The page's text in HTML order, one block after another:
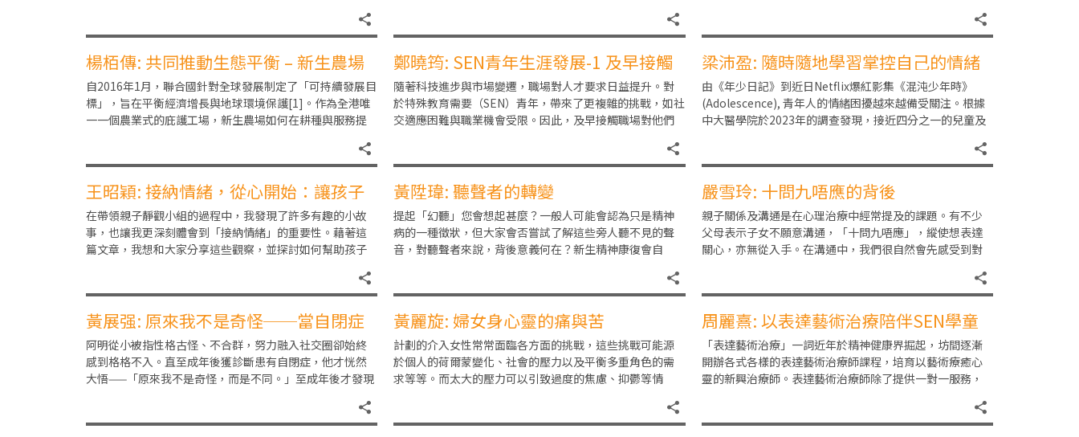
楊栢傳: 共同推動生態平衡 – 新生農場
可持續種植理念
自2016年1月，聯合國針對全球發展制定了「可持續發展目
標」，旨在平衡經濟增長與地球環境保護[1]。作為全港唯
一一個農業式的庇護工場，新生農場如何在耕種與服務提
鄭曉筠: SEN青年生涯發展-1 及早接觸
職場的重要性
隨著科技進步與市場變遷，職場對人才要求日益提升。對
於特殊教育需要（SEN）青年，帶來了更複雜的挑戰，如社
交適應困難與職業機會受限。因此，及早接觸職場對他們
梁沛盈: 隨時隨地學習掌控自己的情緒
由《年少日記》到近日Netflix爆紅影集《混沌少年時》
(Adolescence), 青年人的情緒困擾越來越備受關注。根據
中大醫學院於2023年的調查發現，接近四分之一的兒童及
王昭穎: 接納情緒，從心開始：讓孩子
學會擁抱自己的感受
在帶領親子靜觀小組的過程中，我發現了許多有趣的小故
事，也讓我更深刻體會到「接納情緒」的重要性。藉著這
篇文章，我想和大家分享這些觀察，並探討如何幫助孩子
黃陞瑋: 聽聲者的轉變
提起「幻聽」您會想起甚麼？一般人可能會認為只是精神
病的一種徵狀，但大家會否嘗試了解這些旁人聽不見的聲
音，對聽聲者來說，背後意義何在？新生精神康復會自
嚴雪玲: 十問九唔應的背後
親子關係及溝通是在心理治療中經常提及的課題。有不少
父母表示子女不願意溝通，「十問九唔應」，縱使想表達
關心，亦無從入手。在溝通中，我們很自然會先感受到對
黃展强: 原來我不是奇怪──當自閉症
在成年才被發現
阿明從小被指性格古怪、不合群，努力融入社交圈卻始終
感到格格不入。直至成年後獲診斷患有自閉症，他才恍然
大悟——「原來我不是奇怪，而是不同。」至成年後才發現
黃麗旋: 婦女身心靈的痛與苦
計劃的介入女性常常面臨各方面的挑戰，這些挑戰可能源
於個人的荷爾蒙變化、社會的壓力以及平衡多重角色的需
求等等。而太大的壓力可以引致過度的焦慮、抑鬱等情
周麗熹: 以表達藝術治療陪伴SEN學童
成長
「表達藝術治療」一詞近年於精神健康界掘起，坊間逐漸
開辦各式各樣的表達藝術治療師課程，培育以藝術療癒心
靈的新興治療師。表達藝術治療師除了提供一對一服務，